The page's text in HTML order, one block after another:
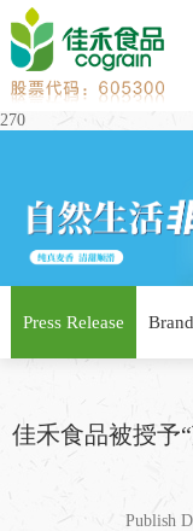
270
Press Release
佳禾食品被授予
Publish